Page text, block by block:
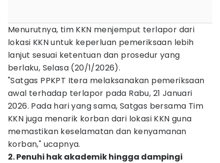
Menurutnya, tim KKN menjemput terlapor dari
lokasi KKN untuk keperluan pemeriksaan lebih
lanjut sesuai ketentuan dan prosedur yang
berlaku, Selasa (20/1/2026).
"Satgas PPKPT Itera melaksanakan pemeriksaan
awal terhadap terlapor pada Rabu, 21 Januari
2026. Pada hari yang sama, Satgas bersama Tim
KKN juga menarik korban dari lokasi KKN guna
memastikan keselamatan dan kenyamanan
korban," ucapnya.
2. Penuhi hak akademik hingga dampingi